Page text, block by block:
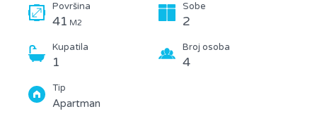
Površina
41 M2
Sobe
2
Kupatila
1
Broj osoba
4
Tip
Apartman